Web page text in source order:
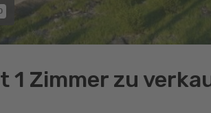
1 Zimmer zu